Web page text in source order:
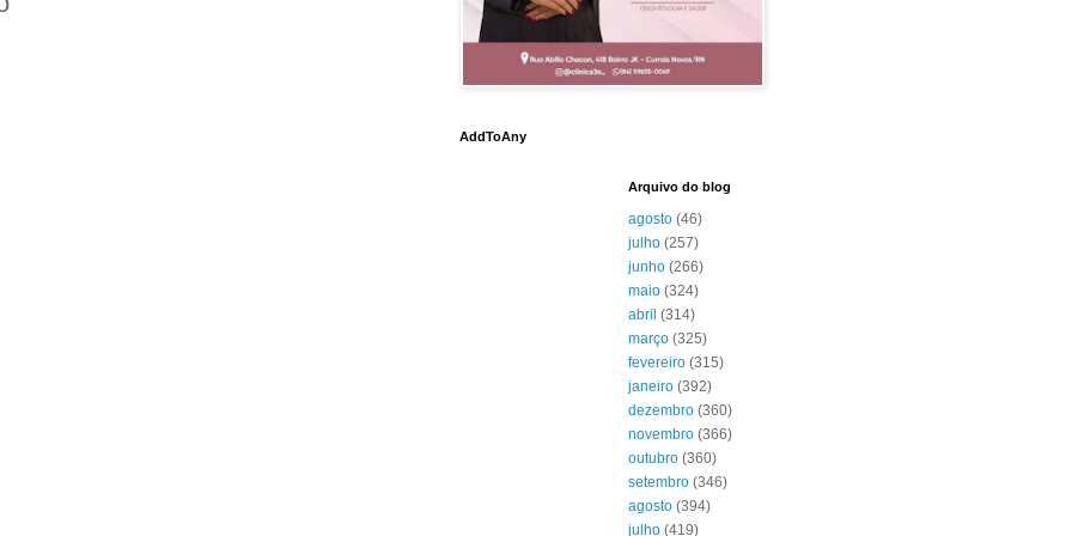
AddToAny
Arquivo do blog
agosto (46)
julho (257)
junho (266)
maio (324)
abril (314)
março (325)
fevereiro (315)
janeiro (392)
dezembro (360)
novembro (366)
outubro (360)
setembro (346)
agosto (394)
julho (419)